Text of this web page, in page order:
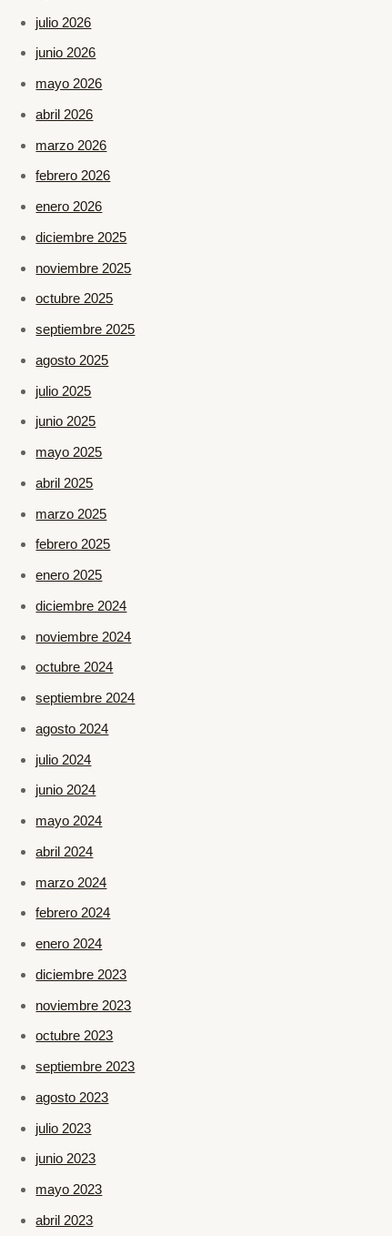
julio 2026
junio 2026
mayo 2026
abril 2026
marzo 2026
febrero 2026
enero 2026
diciembre 2025
noviembre 2025
octubre 2025
septiembre 2025
agosto 2025
julio 2025
junio 2025
mayo 2025
abril 2025
marzo 2025
febrero 2025
enero 2025
diciembre 2024
noviembre 2024
octubre 2024
septiembre 2024
agosto 2024
julio 2024
junio 2024
mayo 2024
abril 2024
marzo 2024
febrero 2024
enero 2024
diciembre 2023
noviembre 2023
octubre 2023
septiembre 2023
agosto 2023
julio 2023
junio 2023
mayo 2023
abril 2023